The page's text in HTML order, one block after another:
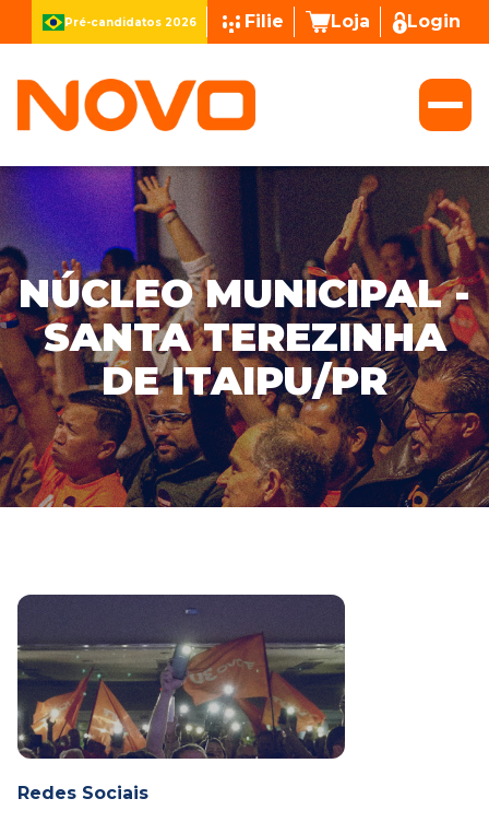
Pré-candidatos 2026 Filie Loja Login
NÚCLEO MUNICIPAL -
SANTA TEREZINHA
DE ITAIPU/PR
Redes Sociais